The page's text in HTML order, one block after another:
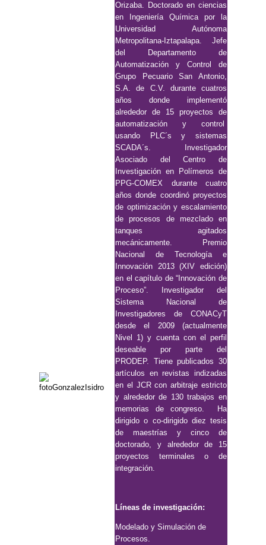
Orizaba. Doctorado en ciencias
en Ingeniería Química por la
Universidad Autónoma
Metropolitana-Iztapalapa. Jefe
del Departamento de
Automatización y Control de
Grupo Pecuario San Antonio,
S.A. de C.V. durante cuatros
años donde implementó
alrededor de 15 proyectos de
automatización y control
usando PLC´s y sistemas
SCADA´s. Investigador
Asociado del Centro de
Investigación en Polímeros de
PPG-COMEX durante cuatro
años donde coordinó proyectos
de optimización y escalamiento
de procesos de mezclado en
tanques agitados
mecánicamente. Premio
Nacional de Tecnología e
Innovación 2013 (XIV edición)
en el capítulo de “Innovación de
Proceso”. Investigador del
Sistema Nacional de
Investigadores de CONACyT
desde el 2009 (actualmente
Nivel 1) y cuenta con el perfil
deseable por parte del
PRODEP. Tiene publicados 30
artículos en revistas indizadas
en el JCR con arbitraje estricto
y alrededor de 130 trabajos en
memorias de congreso. Ha
dirigido o co-dirigido diez tesis
de maestrías y cinco de
doctorado, y alrededor de 15
proyectos terminales o de
integración.
Líneas de investigación:
Modelado y Simulación de
Procesos.